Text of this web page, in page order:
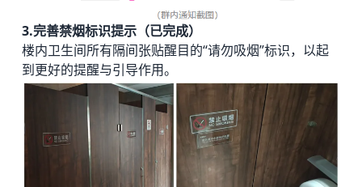
3.完善禁烟标识提示（已完成）
楼内卫生间所有隔间张贴醒目的“请勿吸烟”标识，以起
到更好的提醒与引导作用。